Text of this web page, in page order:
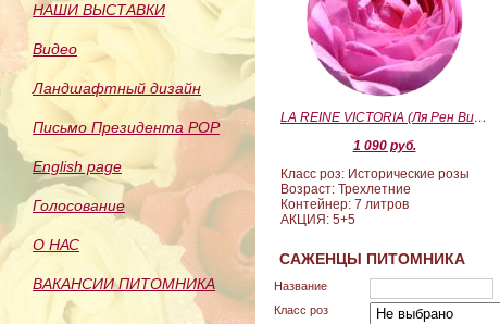
НАШИ ВЫСТАВКИ
Видео
Ландшафтный дизайн
Письмо Президента РОР
English page
Голосование
О НАС
ВАКАНСИИ ПИТОМНИКА
LA REINE VICTORIA (Ля Рен Виктория)
1 090 руб.
Класс роз: Исторические розы
Возраст: Трехлетние
Контейнер: 7 литров
АКЦИЯ: 5+5
САЖЕНЦЫ ПИТОМНИКА
Название
Класс роз